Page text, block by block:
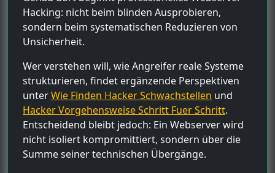
Hacking: nicht beim blinden Ausprobieren,
sondern beim systematischen Reduzieren von
Unsicherheit.
Wer verstehen will, wie Angreifer reale Systeme
strukturieren, findet ergänzende Perspektiven
unterWie Finden Hacker Schwachstellen und
Hacker Vorgehensweise Schritt Fuer Schritt.
Entscheidend bleibt jedoch: Ein Webserver wird
nicht isoliert kompromittiert, sondern über die
Summe seiner technischen Übergänge.